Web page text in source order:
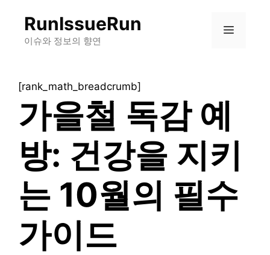
RunIssueRun
이슈와 정보의 향연
메
[rank_math_breadcrumb]
가을철 독감 예
방: 건강을 지키
는 10월의 필수
가이드